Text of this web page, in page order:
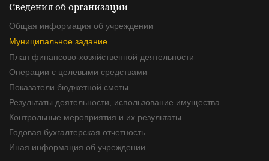
Сведения об организации
Общая информация об учреждении
Муниципальное задание
План финансово-хозяйственной деятельности
Операции с целевыми средствами
Показатели бюджетной сметы
Результаты деятельности, использование имущества
Контрольные мероприятия и их результаты
Годовая бухгалтерская отчетность
Иная информация об учреждении